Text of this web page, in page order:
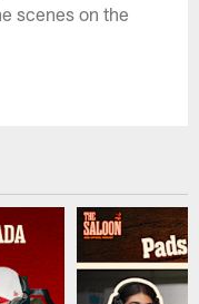
scenes on the